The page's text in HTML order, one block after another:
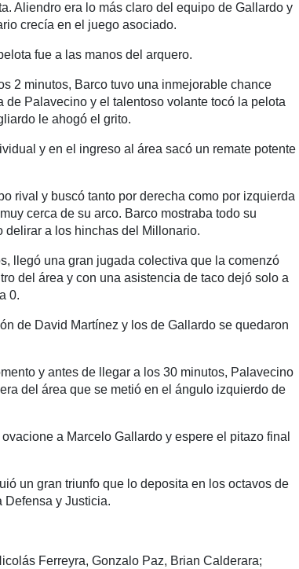
Aliendro era lo más claro del equipo de Gallardo y
crecía en el juego asociado.
fue a las manos del arquero.
2 minutos, Barco tuvo una inmejorable chance
de Palavecino y el talentoso volante tocó la pelota
le ahogó el grito.
y en el ingreso al área sacó un remate potente
rival y buscó tanto por derecha como por izquierda
cerca de su arco. Barco mostraba todo su
delirar a los hinchas del Millonario.
llegó una gran jugada colectiva que la comenzó
del área y con una asistencia de taco dejó solo a
0.
de David Martínez y los de Gallardo se quedaron
y antes de llegar a los 30 minutos, Palavecino
del área que se metió en el ángulo izquierdo de
a Marcelo Gallardo y espere el pitazo final
un gran triunfo que lo deposita en los octavos de
Defensa y Justicia.
Ferreyra, Gonzalo Paz, Brian Calderara;